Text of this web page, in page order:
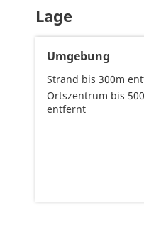
Lage
Umgebung
Strand bis 300m
Ortszentrum bis
entfernt